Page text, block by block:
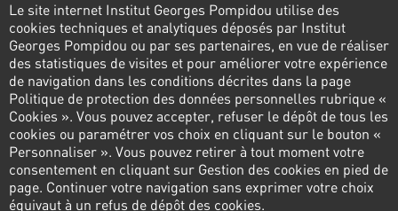
Tél. : 01 44 78 41 22
Restons en contact
FORMULAIRE DE CONTACT
Suivez-nous
Pied
Le site internet Institut Georges Pompidou utilise des
cookies techniques et analytiques déposés par Institut
Georges Pompidou ou par ses partenaires, en vue de réaliser
des statistiques de visites et pour améliorer votre expérience
de navigation dans les conditions décrites dans la page
Politique de protection des données personnelles rubrique «
Cookies ». Vous pouvez accepter, refuser le dépôt de tous les
cookies ou paramétrer vos choix en cliquant sur le bouton «
Personnaliser ». Vous pouvez retirer à tout moment votre
consentement en cliquant sur Gestion des cookies en pied de
page. Continuer votre navigation sans exprimer votre choix
équivaut à un refus de dépôt des cookies.